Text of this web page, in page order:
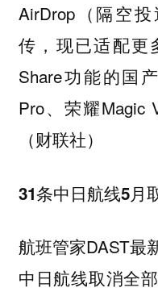
AirDrop（隔空
传，现已适配更
Share功能的国
Pro、荣耀Magic
（财联社）
31条中日航线5月
航班管家DAST最
中日航线取消全